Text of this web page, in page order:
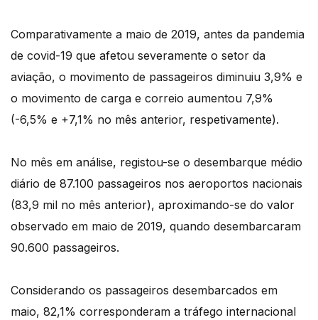
Comparativamente a maio de 2019, antes da pandemia
de covid-19 que afetou severamente o setor da
aviação, o movimento de passageiros diminuiu 3,9% e
o movimento de carga e correio aumentou 7,9%
(-6,5% e +7,1% no mês anterior, respetivamente).
No mês em análise, registou-se o desembarque médio
diário de 87.100 passageiros nos aeroportos nacionais
(83,9 mil no mês anterior), aproximando-se do valor
observado em maio de 2019, quando desembarcaram
90.600 passageiros.
Considerando os passageiros desembarcados em
maio, 82,1% corresponderam a tráfego internacional